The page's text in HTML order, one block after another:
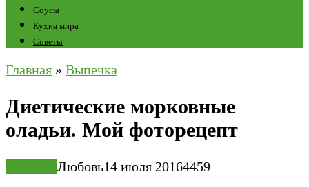
Соусы
Кухня мира
Советы
Главная » Выпечка
Диетические морковные
оладьи. Мой фоторецепт
Любовь14 июля 20164459